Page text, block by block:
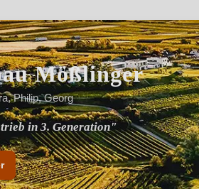
Mößlinger
Philip, Georg
in 3. Generation"